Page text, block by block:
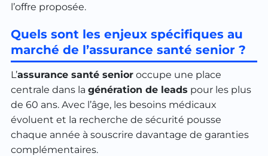
l’offre proposée.
Quels sont les enjeux spécifiques au
marché de l’assurance santé senior ?
L’assurance santé senioroccupe une place
centrale dans la génération de leads pour les plus
de 60 ans. Avec l’âge, les besoins médicaux
évoluent et la recherche de sécurité pousse
chaque année à souscrire davantage de garanties
complémentaires.